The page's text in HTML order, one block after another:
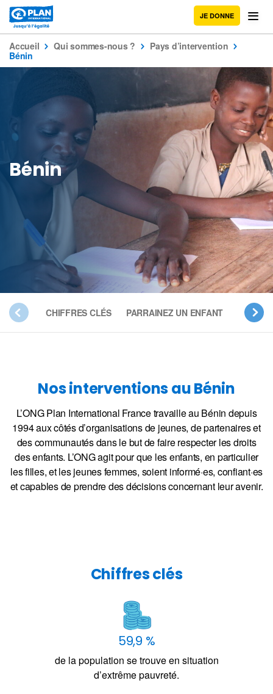
JE DONNE
Accueil Qui sommes-nous ?
Pays d’intervention
Bénin
Bénin
CHIFFRES CLÉS PARRAINEZ UN ENFANT NOS
Nos interventions au Bénin
L’ONG Plan International France travaille au Bénin depuis
1994 aux côtés d’organisations de jeunes, de partenaires et
des communautés dans le but de faire respecter les droits
des enfants. L’ONG agit pour que les enfants, en particulier
les filles, et les jeunes femmes, soient informé·es, confiant·es
et capables de prendre des décisions concernant leur avenir.
Chiffres clés
59,9 %
de la population se trouve en situation
d’extrême pauvreté.